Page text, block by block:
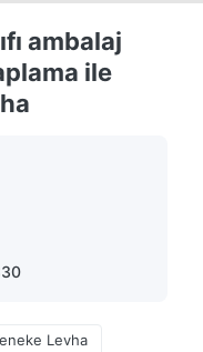
ambalaj
ile
Levha